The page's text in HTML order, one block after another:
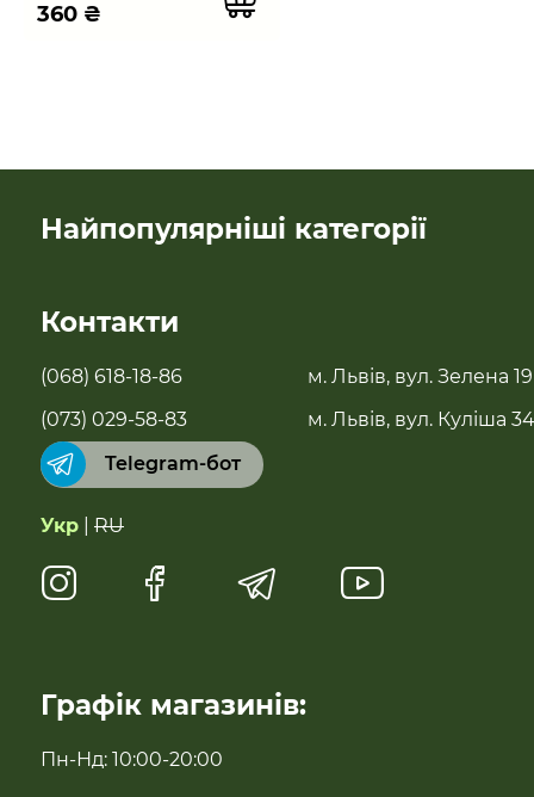
360 ₴
Графік магазинів:
Пн-Нд: 10:00-20:00
Найпопулярніші категорії
Бестселери
Суперфуди та добавки
Напої
Натуральні солодощі
Для імунітету
Контакти
(068) 618-18-86
(073) 029-58-83
Telegram-бот
м. Львів, вул. Зелена 19
м. Львів, вул. Куліша 34
Укр RU